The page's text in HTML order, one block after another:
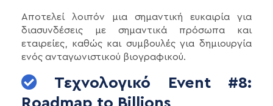
Αποτελεί λοιπόν μια σημαντική ευκαιρία για
διασυνδέσεις με σημαντικά πρόσωπα και
εταιρείες, καθώς και συμβουλές για δημιουργία
ενός ανταγωνιστικού βιογραφικού.
Τεχνολογικό Event #8: